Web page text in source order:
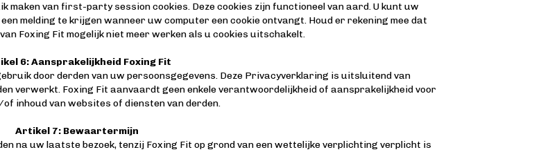
maken van first-party session cookies. Deze cookies zijn functioneel van aard. U kunt uw
melding te krijgen wanneer uw computer een cookie ontvangt. Houd er rekening mee dat
Foxing Fit mogelijk niet meer werken als u cookies uitschakelt.
6: Aansprakelijkheid Foxing Fit
door derden van uw persoonsgegevens. Deze Privacyverklaring is uitsluitend van
verwerkt. Foxing Fit aanvaardt geen enkele verantwoordelijkheid of aansprakelijkheid voor
inhoud van websites of diensten van derden.
Artikel 7: Bewaartermijn
na uw laatste bezoek, tenzij Foxing Fit op grond van een wettelijke verplichting verplicht is